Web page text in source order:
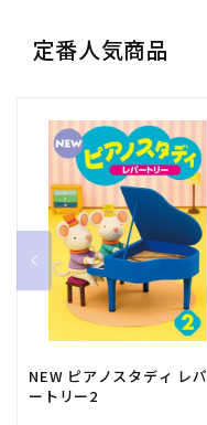
定番人気商品
NEW ピアノスタディ レパ
ートリー2